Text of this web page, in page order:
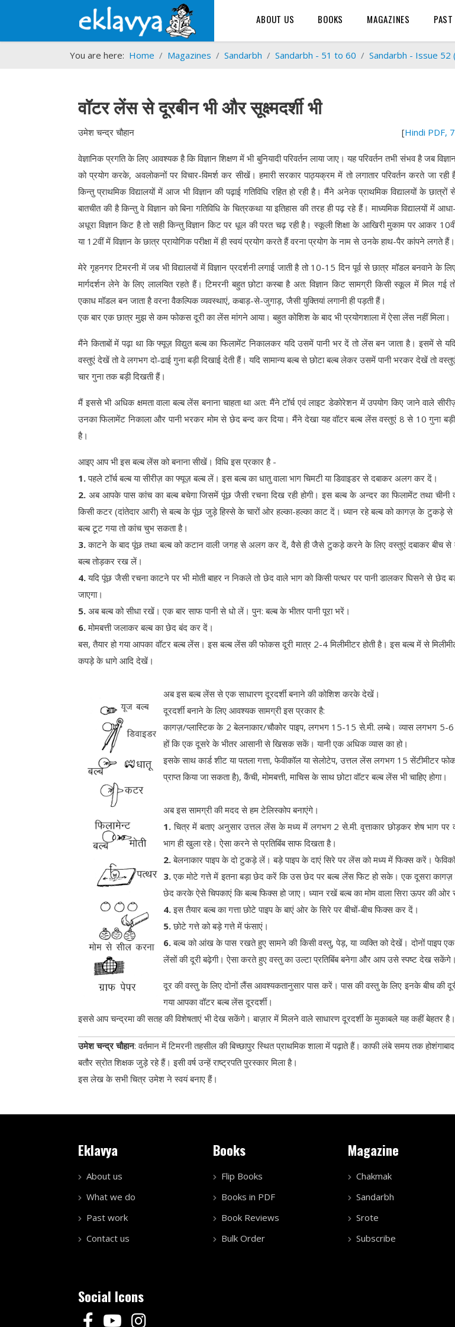
ABOUT US BOOKS MAGAZINES
You are here: Home Magazines Sandarbh Sandarbh - 51 to 60 Sandarbh - Issue 52
वॉटर लेंस से दूरबीन भी और सूक्ष्मदर्शी भी
उमेश चन्द्र चौहान [Hindi PDF,
वेज्ञानिक प्रगति के लिए आवश्यक है कि विज्ञान शिक्षण में भी बुनियादी परिवर्तन लाया जाए। यह परिवर्तन तभी संभव है जब
को प्रयोग करके, अवलोकनों पर विचार-विमर्श कर सीखें। हमारी सरकार पाठ्यक्रम में तो लगातार परिवर्तन करते जा रही
किन्तु प्राथमिक विद्यालयों में आज भी विज्ञान की पढ़ाई गतिविधि रहित हो रही है। मैंने अनेक प्राथमिक विद्यालयों के छात्रों
बातचीत की है किन्तु वे विज्ञान को बिना गतिविधि के चित्रकथा या इतिहास की तरह ही पढ़ रहे हैं। माध्यमिक विद्यालयों में आधा-
अधूरा विज्ञान किट है तो सही किन्तु विज्ञान किट पर धूल की परत चढ़ रही है। स्कूली शिक्षा के आखिरी मुकाम पर आकर
या 12वीं में विज्ञान के छात्र प्रायोगिक परीक्षा में ही स्वयं प्रयोग करते हैं वरना प्रयोग के नाम से उनके हाथ-पैर कांपने लगते हैं।
मेरे गृहनगर टिमरनी में जब भी विद्यालयों में विज्ञान प्रदर्शनी लगाई जाती है तो 10-15 दिन पूर्व से छात्र मॉडल बनवाने के
मार्गदर्शन लेने के लिए लालयित रहते हैं। टिमरनी बहुत छोटा कस्बा है अत: विज्ञान किट सामग्री किसी स्कूल में मिल गई
एकाध मॉडल बन जाता है वरना वैकल्पिक व्यवस्थाएं, कबाड़-से-जुगाड़, जैसी युक्तियां लगानी ही पड़ती हैं।
एक बार एक छात्र मुझ से कम फोकस दूरी का लेंस मांगने आया। बहुत कोशिश के बाद भी प्रयोगशाला में ऐसा लेंस नहीं मिला।
मैंने किताबों में पढ़ा था कि फ्यूज़ विद्युत बल्ब का फिलामेंट निकालकर यदि उसमें पानी भर दें तो लेंस बन जाता है। इसमें से
वस्तुएं देखें तो वे लगभग दो-ढाई गुना बड़ी दिखाई देती हैं। यदि सामान्य बल्ब से छोटा बल्ब लेकर उसमें पानी भरकर देखें तो
चार गुना तक बड़ी दिखती हैं।
मैं इससे भी अधिक क्षमता वाला बल्ब लेंस बनाना चाहता था अत: मैंने टॉर्च एवं लाइट डेकोरेशन में उपयोग किए जाने वाले
उनका फिलामेंट निकाला और पानी भरकर मोम से छेद बन्द कर दिया। मैंने देखा यह वॉटर बल्ब लेंस वस्तुएं 8 से 10 गुना
है।
आइए आप भी इस बल्ब लेंस को बनाना सीखें। विधि इस प्रकार है -
1.पहले टॉर्च बल्ब या सीरीज़ का फ्यूज़ बल्ब लें। इस बल्ब का धातु वाला भाग चिमटी या डिवाइडर से दबाकर अलग कर दें।
2. अब आपके पास कांच का बल्ब बचेगा जिसमें पूंछ जैसी रचना दिख रही होगी। इस बल्ब के अन्दर का फिलामेंट तथा चीनी
किसी कटर (दांतेदार आरी) से बल्ब के पूंछ जुड़े हिस्से के चारों ओर हल्का-हल्का काट दें। ध्यान रहे बल्ब को कागज़ के टुकड़े
बल्ब टूट गया तो कांच चुभ सकता है।
3.काटने के बाद पूंछ तथा बल्ब को कटान वाली जगह से अलग कर दें, वैसे ही जैसे टुकड़े करने के लिए वस्तुएं दबाकर बीच से
बल्ब तोड़कर रख लें।
4.यदि पूंछ जैसी रचना काटने पर भी मोती बाहर न निकले तो छेद वाले भाग को किसी पत्थर पर पानी डालकर घिसने से छेद
जाएगा।
5. अब बल्ब को सीधा रखें। एक बार साफ पानी से धो लें। पुन: बल्ब के भीतर पानी पूरा भरें।
6.मोमबत्ती जलाकर बल्ब का छेद बंद कर दें।
बस, तैयार हो गया आपका वॉटर बल्ब लेंस। इस बल्ब लेंस की फोकस दूरी मात्र 2-4 मिलीमीटर होती है। इस बल्ब में से
कपड़े के धागे आदि देखें।
अब इस बल्ब लेंस से एक साधारण दूरदर्शी बनाने की कोशिश करके देखें।
दूरदर्शी बनाने के लिए आवश्यक सामग्री इस प्रकार है:
कागज़/प्लास्टिक के 2 बेलनाकार/चौकोर पाइप, लगभग 15-15 से.मी. लम्बे। व्यास लगभग 5-6
हों कि एक दूसरे के भीतर आसानी से खिसक सकें। यानी एक अधिक व्यास का हो।
इसके साथ कार्ड शीट या पतला गत्ता, फेवीकॉल या सेलोटेप, उत्तल लेंस लगभग 15 सेंटीमीटर
प्राप्त किया जा सकता है), कैंची, मोमबत्ती, माचिस के साथ छोटा वॉटर बल्ब लेंस भी चाहिए होगा।
अब इस सामग्री की मदद से हम टेलिस्कोप बनाएंगे।
1. चित्र में बताए अनुसार उत्तल लेंस के मध्य में लगभग 2 से.मी. वृत्ताकार छोड़कर शेष भाग
भाग ही खुला रहे। ऐसा करने से प्रतिबिंब साफ दिखता है।
2.बेलनाकार पाइप के दो टुकड़े लें। बड़े पाइप के दाएं सिरे पर लेंस को मध्य में फिक्स करें।
3.एक मोटे गत्ते में इतना बड़ा छेद करें कि उस छेद पर बल्ब लेंस फिट हो सके। एक दूसरा
छेद करके ऐसे चिपकाएं कि बल्ब फिक्स हो जाए। ध्यान रखें बल्ब का मोम वाला सिरा ऊपर की ओर
4.इस तैयार बल्ब का गत्ता छोटे पाइप के बाएं ओर के सिरे पर बीचों-बीच फिक्स कर दें।
5.छोटे गत्ते को बड़े गत्ते में फंसाएं।
6.बल्ब को आंख के पास रखते हुए सामने की किसी वस्तु, पेड़, या व्यक्ति को देखें। दोनों पाइप
लेंसों की दूरी बढ़ेगी। ऐसा करते हुए वस्तु का उल्टा प्रतिबिंब बनेगा और आप उसे स्पष्ट देख सकेंगे।
दूर की वस्तु के लिए दोनों लैंस आवश्यकतानुसार पास करें। पास की वस्तु के लिए इनके बीच की
गया आपका वॉटर बल्ब लेंस दूरदर्शी।
इससे आप चन्द्रमा की सतह की विशेषताएं भी देख सकेंगे। बाज़ार में मिलने वाले साधारण दूरदर्शी के मुकाबले यह कहीं बेहतर है।
उमेश चन्द्र चौहान: वर्तमान में टिमरनी तहसील की बिच्छापुर स्थित प्राथमिक शाला में पढ़ाते हैं। काफी लंबे समय तक होशंगाबाद
बतौर स्रोत शिक्षक जुड़े रहे हैं। इसी वर्ष उन्हें राष्ट्रपति पुरस्कार मिला है।
इस लेख के सभी चित्र उमेश ने स्वयं बनाए हैं।
Eklavya
About us
What we do
Past work
Contact us
Books
Flip Books
Books in PDF
Book Reviews
Bulk Order
Magazine
Chakmak
Sandarbh
Srote
Subscribe
Social Icons